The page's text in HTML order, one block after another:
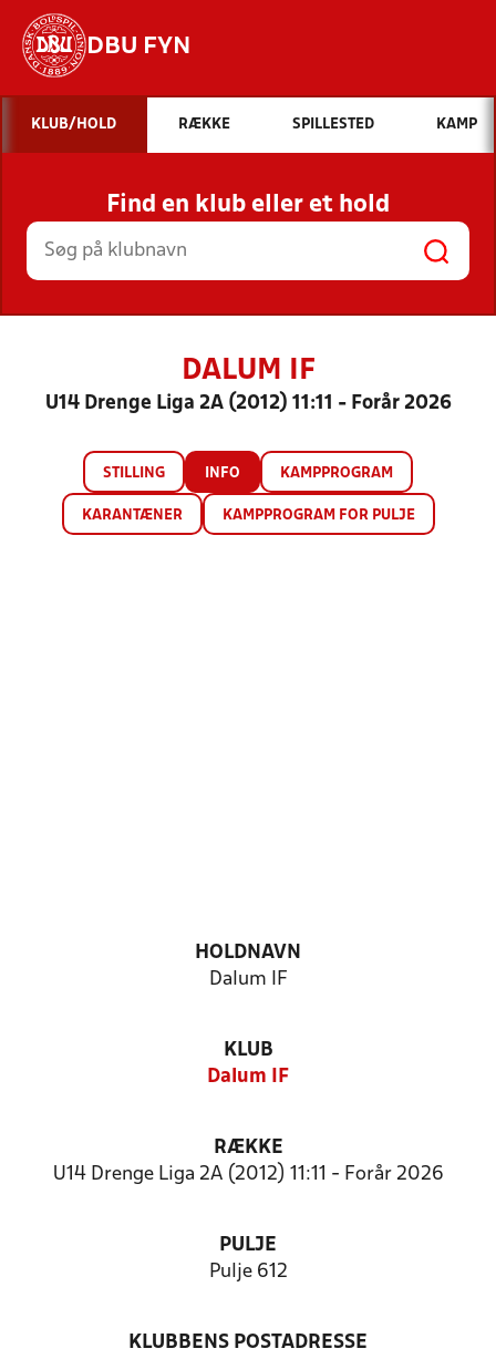
DBU FYN
Hvad vil du søge efter?
INDHOLD OG NYHEDER
STILLINGER, RESULTATER, KLUBBER OG
HOLD
KLUB/HOLD RÆKKE SPILLESTED KAMP
Find en klub eller et hold
DALUM IF
U14 Drenge Liga 2A (2012) 11:11 - Forår 2026
STILLING INFO KAMPPROGRAM
KARANTÆNER KAMPPROGRAM FOR PULJE
HOLDNAVN
Dalum IF
KLUB
Dalum IF
RÆKKE
U14 Drenge Liga 2A (2012) 11:11 - Forår 2026
PULJE
Pulje 612
KLUBBENS POSTADRESSE